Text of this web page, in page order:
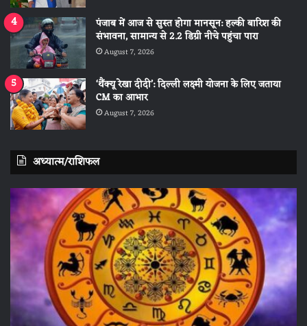
पंजाब में आज से सुस्त होगा मानसून: हल्की बारिश की
संभावना, सामान्य से 2.2 डिग्री नीचे पहुंचा पारा
August 7, 2026
‘थैंक्यू रेखा दीदी’: दिल्ली लक्ष्मी योजना के लिए जताया
CM का आभार
August 7, 2026
अध्यात्म/राशिफल